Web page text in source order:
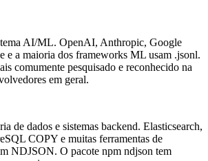
AI/ML. OpenAI, Anthropic, Google
e a maioria dos frameworks ML usam .jsonl.
comumente pesquisado e reconhecido na
em geral.
de dados e sistemas backend. Elasticsearch,
COPY e muitas ferramentas de
NDJSON. O pacote npm ndjson tem